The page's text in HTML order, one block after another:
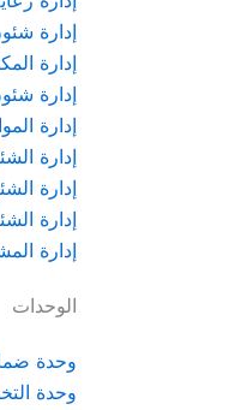
إدارة
إدارة
إدارة
إدارة
إدارة
إدارة
إدارة
إدارة
الوحدات
وحدة
وحدة